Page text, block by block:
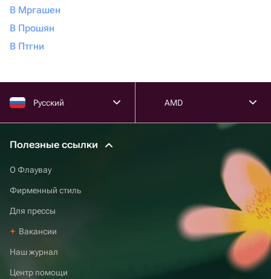
В Мргашен
В Прошян
В Птгни
Русский AMD
Полезные ссылки
О Флаувау
Фирменный стиль
Для прессы
Вакансии
Наш журнал
Центр помощи